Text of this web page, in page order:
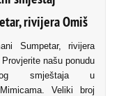
rivijera Omiš
Sumpetar, rivijera
našu ponudu
smještaja u
Veliki broj